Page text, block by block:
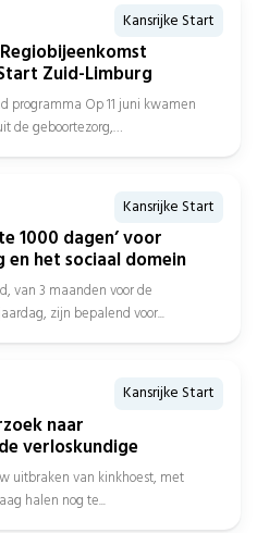
Kansrijke Start
Zuid-Limburg
programma Op 11 juni kwamen
de geboortezorg,
Kansrijke Start
1000 dagen’ voor
het sociaal domein
van 3 maanden voor de
zijn bepalend voor...
Kansrijke Start
naar
verloskundige
uitbraken van kinkhoest, met
halen nog te...